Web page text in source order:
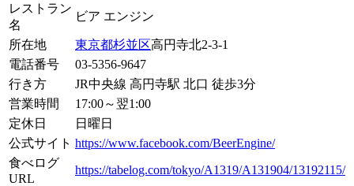
レストラン
名
ビア エンジン
所在地 東京都杉並区高円寺北2-3-1
電話番号
03-5356-9647
行き方
JR中央線 高円寺駅 北口 徒歩3分
営業時間
17:00～翌1:00
定休日
日曜日
公式サイト https://www.facebook.com/BeerEngine/
食べログ
URL
https://tabelog.com/tokyo/A1319/A131904/13192115/